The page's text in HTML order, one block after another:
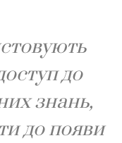
до
знань,
до появи